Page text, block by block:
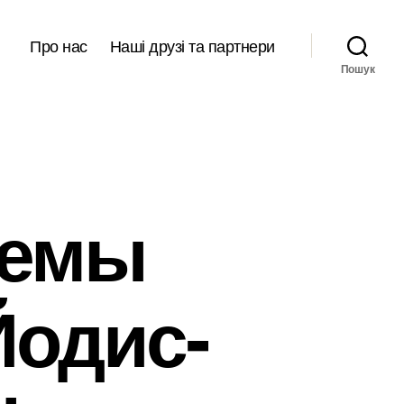
Про нас Наші друзі та партнери
Пошук